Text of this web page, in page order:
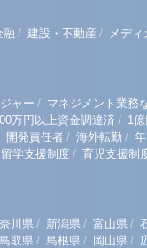
融 / 建設・不動産 / メディ
ャー / マネジメント業務
万円以上資金調達済 / 1
開発責任者 / 海外転勤 /
学支援制度 / 育児支援制
川県 / 新潟県 / 富山県 /
鳥取県 / 島根県 / 岡山県 /